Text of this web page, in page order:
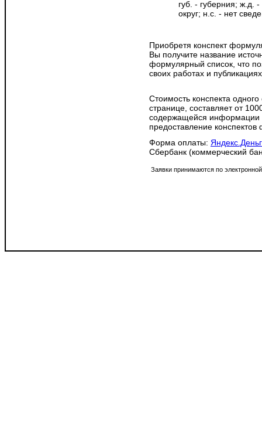
губ. - губерния; ж.д.
округ; н.с. - нет
Приобретя конспект
Вы получите название
формулярный список, что
своих работах и
Стоимость конспекта
странице, составляет от
содержащейся информации
предоставление
Форма оплаты:
Сбербанк (коммерческий
Заявки принимаются по